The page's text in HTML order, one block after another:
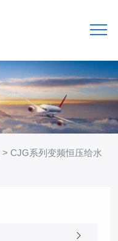
> CJG系列变频恒压给水